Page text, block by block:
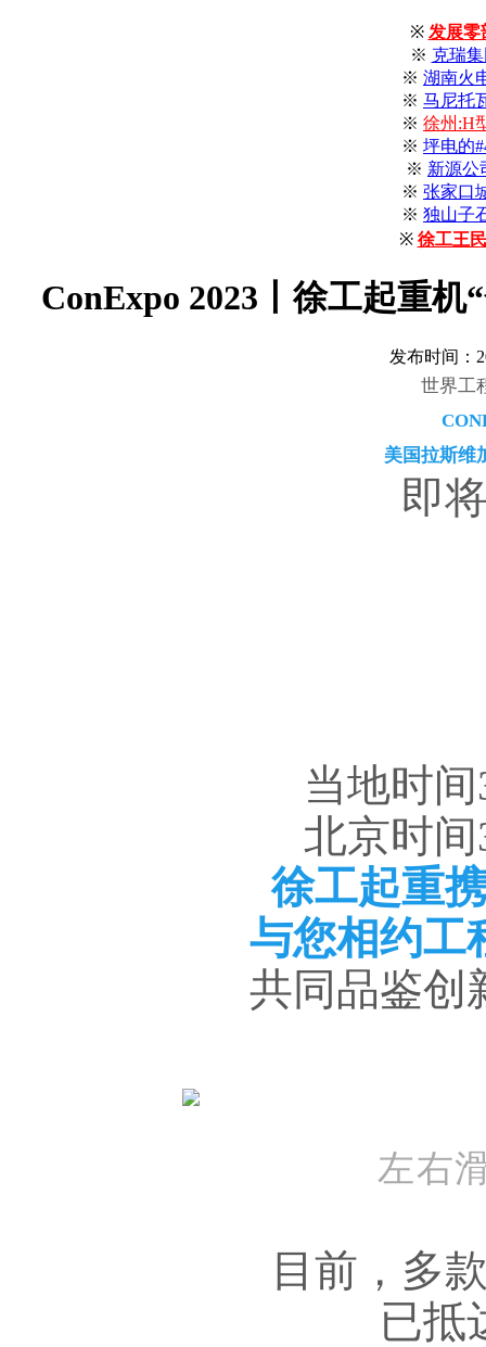
※ 发展
※ 克瑞
※ 湖南火
※ 马尼托
※ 徐州:H
※ 坪电的
※ 新源公
※ 张家口
※ 独山子
※ 徐工王
ConExpo 2023丨徐工起重
发布时间：
世界工
美国拉斯维
即
当地时
北京时
徐工起重
与您相约工
共同品鉴创
左右
目前，多
已抵